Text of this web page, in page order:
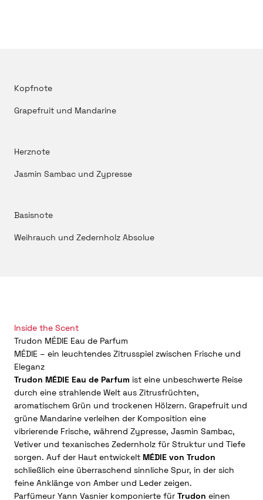
Kopfnote
Grapefruit und Mandarine
Herznote
Jasmin Sambac und Zypresse
Basisnote
Weihrauch und Zedernholz Absolue
Inside the Scent
Trudon MÉDIE Eau de Parfum
MÉDIE – ein leuchtendes Zitrusspiel zwischen Frische und
Eleganz
Trudon MÉDIE Eau de Parfum ist eine unbeschwerte Reise
durch eine strahlende Welt aus Zitrusfrüchten,
aromatischem Grün und trockenen Hölzern. Grapefruit und
grüne Mandarine verleihen der Komposition eine
vibrierende Frische, während Zypresse, Jasmin Sambac,
Vetiver und texanisches Zedernholz für Struktur und Tiefe
sorgen. Auf der Haut entwickelt MÉDIE von Trudon
schließlich eine überraschend sinnliche Spur, in der sich
feine Anklänge von Amber und Leder zeigen.
Parfümeur Yann Vasnier komponierte für Trudon einen